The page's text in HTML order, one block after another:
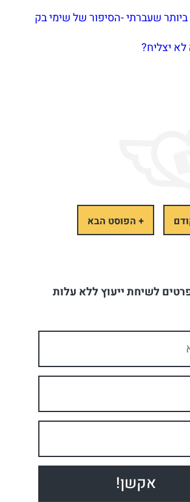
שעברתי -הסיפור של שימי בק
יצליח?
+ הפוסט הבא
לשיחת ייעוץ ללא עלות